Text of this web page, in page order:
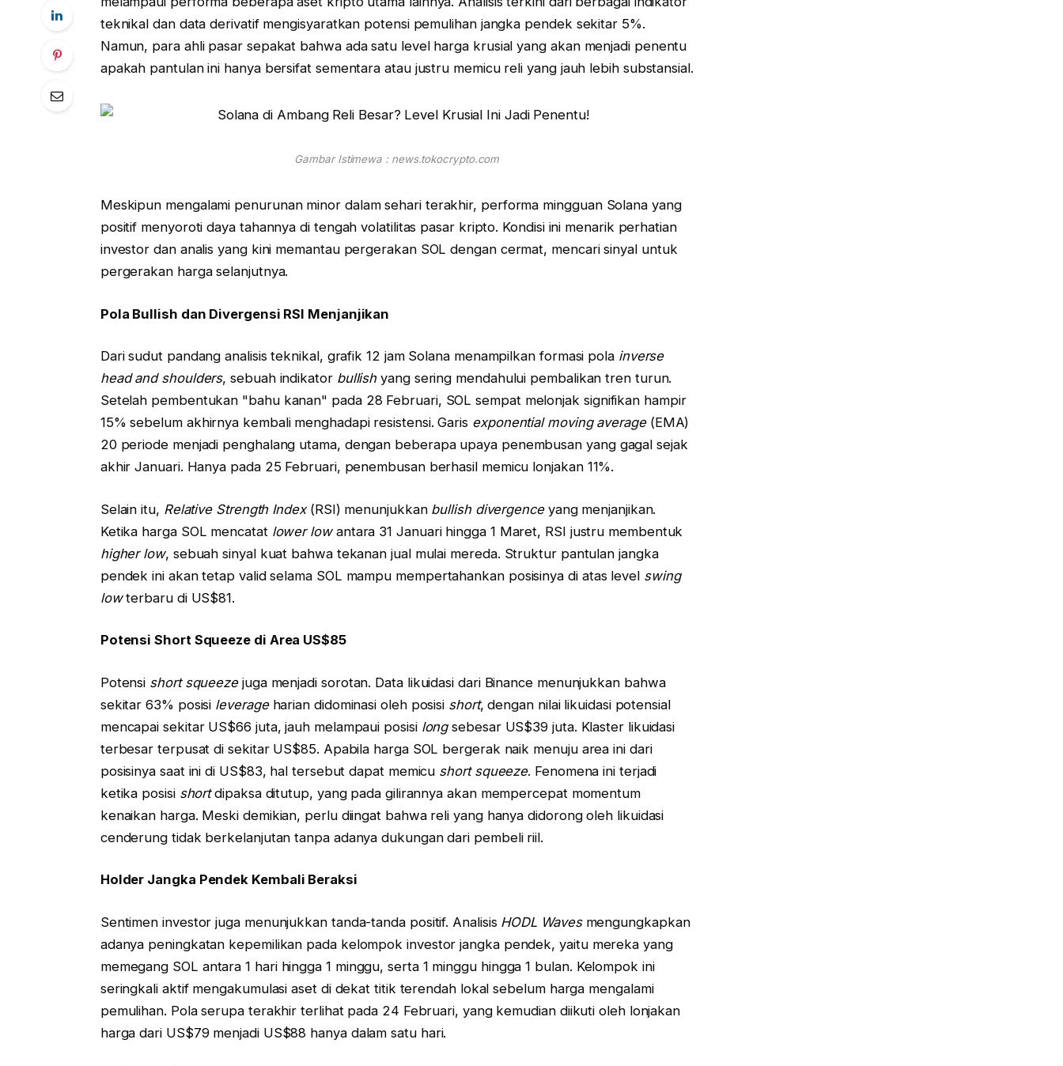
teknikal dan data derivatif mengisyaratkan potensi pemulihan jangka pendek sekitar 5%.
Namun, para ahli pasar sepakat bahwa ada satu level harga krusial yang akan menjadi penentu
apakah pantulan ini hanya bersifat sementara atau justru memicu reli yang jauh lebih substansial.
Gambar Istimewa : news.tokocrypto.com
Meskipun mengalami penurunan minor dalam sehari terakhir, performa mingguan Solana yang
positif menyoroti daya tahannya di tengah volatilitas pasar kripto. Kondisi ini menarik perhatian
investor dan analis yang kini memantau pergerakan SOL dengan cermat, mencari sinyal untuk
pergerakan harga selanjutnya.
Pola Bullish dan Divergensi RSI Menjanjikan
Dari sudut pandang analisis teknikal, grafik 12 jam Solana menampilkan formasi pola inverse
head and shoulders, sebuah indikator bullish yang sering mendahului pembalikan tren turun.
Setelah pembentukan "bahu kanan" pada 28 Februari, SOL sempat melonjak signifikan hampir
15% sebelum akhirnya kembali menghadapi resistensi. Garis exponential moving average(EMA)
20 periode menjadi penghalang utama, dengan beberapa upaya penembusan yang gagal sejak
akhir Januari. Hanya pada 25 Februari, penembusan berhasil memicu lonjakan 11%.
Selain itu, Relative Strength Index(RSI) menunjukkan bullish divergenceyang menjanjikan.
Ketika harga SOL mencatat lower lowantara 31 Januari hingga 1 Maret, RSI justru membentuk
higher low, sebuah sinyal kuat bahwa tekanan jual mulai mereda. Struktur pantulan jangka
pendek ini akan tetap valid selama SOL mampu mempertahankan posisinya di atas level swing
lowterbaru di US$81.
Potensi Short Squeeze di Area US$85
Potensi short squeezejuga menjadi sorotan. Data likuidasi dari Binance menunjukkan bahwa
sekitar 63% posisi leverageharian didominasi oleh posisi short, dengan nilai likuidasi potensial
mencapai sekitar US$66 juta, jauh melampaui posisi longsebesar US$39 juta. Klaster likuidasi
terbesar terpusat di sekitar US$85. Apabila harga SOL bergerak naik menuju area ini dari
posisinya saat ini di US$83, hal tersebut dapat memicu short squeeze. Fenomena ini terjadi
ketika posisi shortdipaksa ditutup, yang pada gilirannya akan mempercepat momentum
kenaikan harga. Meski demikian, perlu diingat bahwa reli yang hanya didorong oleh likuidasi
cenderung tidak berkelanjutan tanpa adanya dukungan dari pembeli riil.
Holder Jangka Pendek Kembali Beraksi
Sentimen investor juga menunjukkan tanda-tanda positif. Analisis HODL Wavesmengungkapkan
adanya peningkatan kepemilikan pada kelompok investor jangka pendek, yaitu mereka yang
memegang SOL antara 1 hari hingga 1 minggu, serta 1 minggu hingga 1 bulan. Kelompok ini
seringkali aktif mengakumulasi aset di dekat titik terendah lokal sebelum harga mengalami
pemulihan. Pola serupa terakhir terlihat pada 24 Februari, yang kemudian diikuti oleh lonjakan
harga dari US$79 menjadi US$88 hanya dalam satu hari.